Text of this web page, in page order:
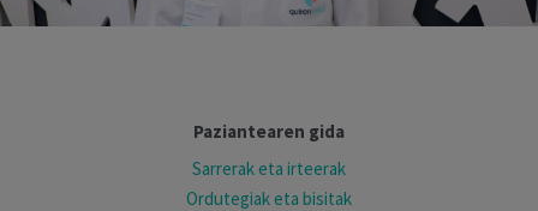
Paziantearen gida
Sarrerak eta irteerak
Ordutegiak eta bisitak